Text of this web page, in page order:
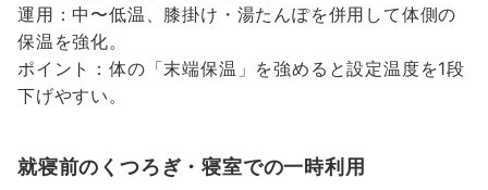
運用：中〜低温、膝掛け・湯たんぽを併用して体側の
保温を強化。
ポイント：体の「末端保温」を強めると設定温度を1段
下げやすい。
就寝前のくつろぎ・寝室での一時利用